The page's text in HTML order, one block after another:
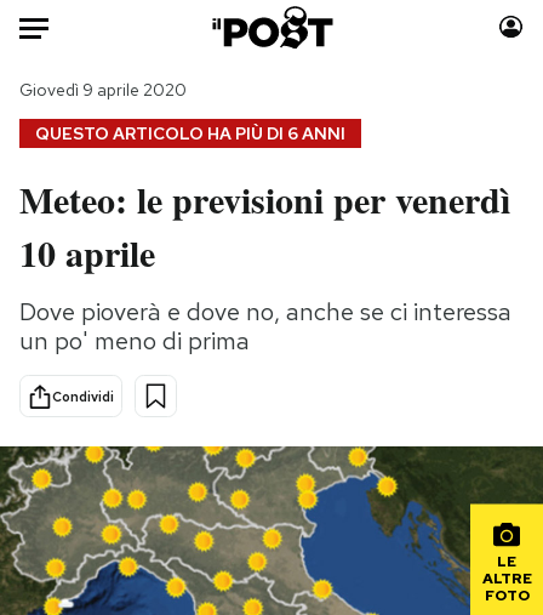
HOME
Italia
Politica
Tecnologia
Internet
Scienza
Cultura
Economia
Sport
Moda
Storie/Idee
Altrecose
Mondiali calcio 2026
PODCAST
QUESTO ARTICOLO HA PIÙ DI 6 ANNI
Giovedì 9 aprile 2020
Meteo: le previsioni per venerdì
10 aprile
Dove pioverà e dove no, anche se ci interessa
un po' meno di prima
Condividi
LE
ALTRE
FOTO